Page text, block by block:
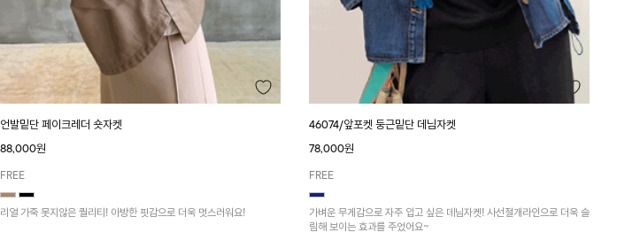
언발밑단 페이크레더 숏자켓
88,000원
FREE
리얼 가죽 못지않은 퀄리티! 아방한 핏감으로 더욱 멋스러워요!
46074/앞포켓 둥근밑단 데님자켓
78,000원
FREE
가벼운 무게감으로 자주 입고 싶은 데님자켓! 사선절개라인으로 더욱 슬
림해 보이는 효과를 주었어요~